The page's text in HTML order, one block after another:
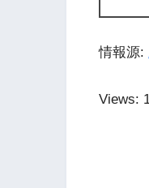
情報源:
Views: